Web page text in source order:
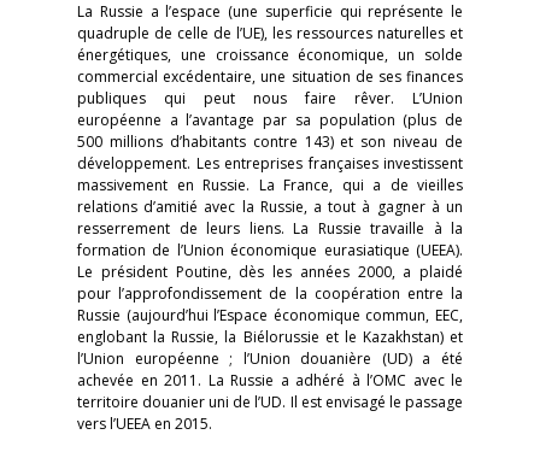
La Russie a l’espace (une superficie qui représente le
quadruple de celle de l’UE), les ressources naturelles et
énergétiques, une croissance économique, un solde
commercial excédentaire, une situation de ses finances
publiques qui peut nous faire rêver. L’Union
européenne a l’avantage par sa population (plus de
500 millions d’habitants contre 143) et son niveau de
développement. Les entreprises françaises investissent
massivement en Russie. La France, qui a de vieilles
relations d’amitié avec la Russie, a tout à gagner à un
resserrement de leurs liens. La Russie travaille à la
formation de l’Union économique eurasiatique (UEEA).
Le président Poutine, dès les années 2000, a plaidé
pour l’approfondissement de la coopération entre la
Russie (aujourd’hui l’Espace économique commun, EEC,
englobant la Russie, la Biélorussie et le Kazakhstan) et
l’Union européenne ; l’Union douanière (UD) a été
achevée en 2011. La Russie a adhéré à l’OMC avec le
territoire douanier uni de l’UD. Il est envisagé le passage
vers l’UEEA en 2015.